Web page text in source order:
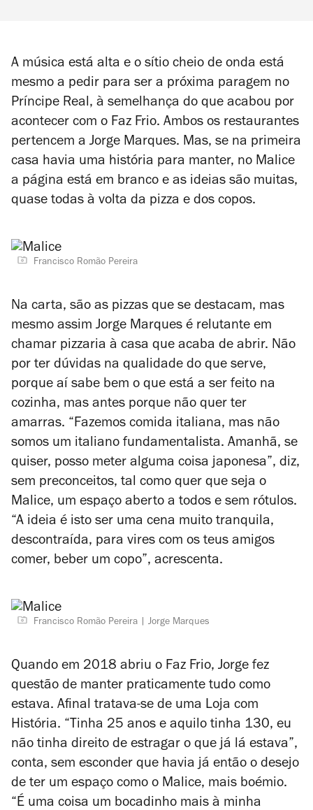
A música está alta e o sítio cheio de onda está
mesmo a pedir para ser a próxima paragem no
Príncipe Real, à semelhança do que acabou por
acontecer com o Faz Frio. Ambos os restaurantes
pertencem a Jorge Marques. Mas, se na primeira
casa havia uma história para manter, no Malice
a página está em branco e as ideias são muitas,
quase todas à volta da pizza e dos copos.
Francisco Romão Pereira
Na carta, são as pizzas que se destacam, mas
mesmo assim Jorge Marques é relutante em
chamar pizzaria à casa que acaba de abrir. Não
por ter dúvidas na qualidade do que serve,
porque aí sabe bem o que está a ser feito na
cozinha, mas antes porque não quer ter
amarras. “Fazemos comida italiana, mas não
somos um italiano fundamentalista. Amanhã, se
quiser, posso meter alguma coisa japonesa”, diz,
sem preconceitos, tal como quer que seja o
Malice, um espaço aberto a todos e sem rótulos.
“A ideia é isto ser uma cena muito tranquila,
descontraída, para vires com os teus amigos
comer, beber um copo”, acrescenta.
Francisco Romão Pereira Jorge Marques
Quando em 2018 abriu o Faz Frio, Jorge fez
questão de manter praticamente tudo como
estava. Afinal tratava-se de uma Loja com
História. “Tinha 25 anos e aquilo tinha 130, eu
não tinha direito de estragar o que já lá estava”,
conta, sem esconder que havia já então o desejo
de ter um espaço como o Malice, mais boémio.
“É uma coisa um bocadinho mais à minha